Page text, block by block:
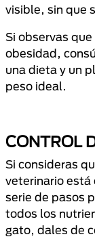
visible, sin que
Si observas
obesidad,
una dieta y un
peso ideal.
CONTROL
Si consideras
veterinario está
serie de pasos
todos los
gato, dales de